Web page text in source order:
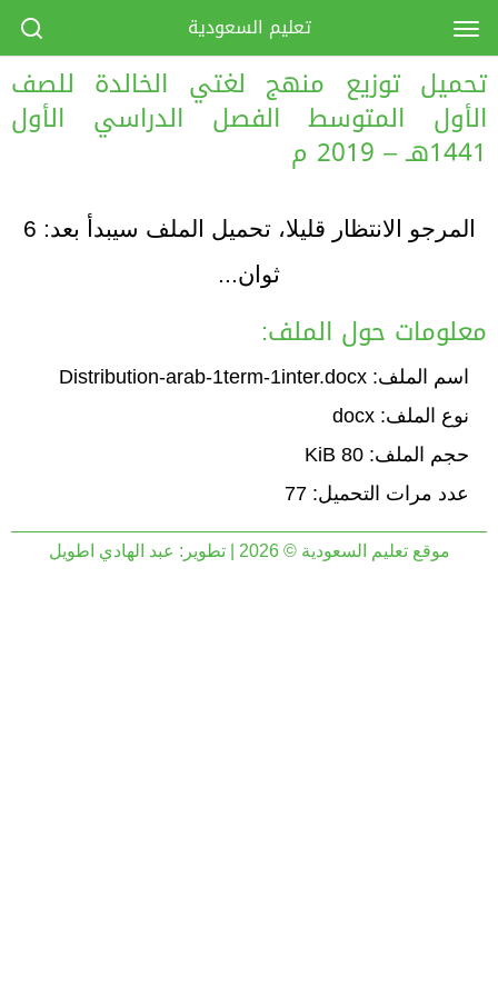
تحميل توزيع منهج لغتي الخالدة للصف
الأول المتوسط الفصل الدراسي الأول
1441هـ – 2019 م
المرجو الانتظار قليلا، تحميل الملف سيبدأ بعد: 6
ثوان...
معلومات حول الملف:
اسم الملف: Distribution-arab-1term-1inter.docx
نوع الملف: docx
حجم الملف: 80 KiB
عدد مرات التحميل: 77
موقع تعليم السعودية © 2026 | تطوير: عبد الهادي اطويل
تعليم السعودية